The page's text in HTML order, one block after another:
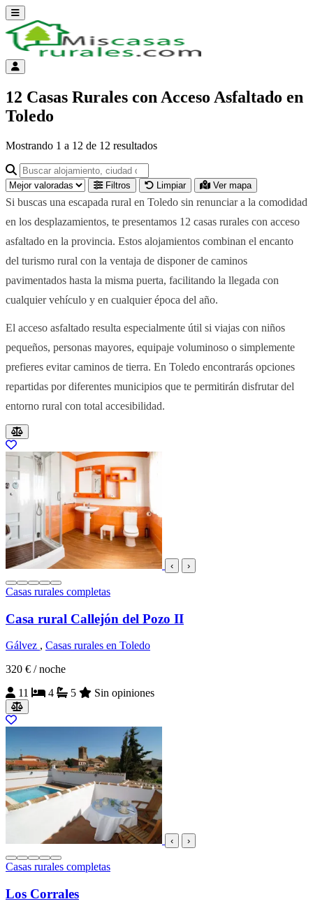
Abrir menú
Menú de cuenta
12 Casas Rurales con Acceso Asfaltado en
Toledo
Mostrando 1 a 12 de 12 resultados
Buscar alojamiento, ciudad o provincia para ir a su página
Filtros Limpiar Ver mapa
Si buscas una escapada rural en Toledo sin renunciar a la comodidad
en los desplazamientos, te presentamos 12 casas rurales con acceso
asfaltado en la provincia. Estos alojamientos combinan el encanto
del turismo rural con la ventaja de disponer de caminos
pavimentados hasta la misma puerta, facilitando la llegada con
cualquier vehículo y en cualquier época del año.
El acceso asfaltado resulta especialmente útil si viajas con niños
pequeños, personas mayores, equipaje voluminoso o simplemente
prefieres evitar caminos de tierra. En Toledo encontrarás opciones
repartidas por diferentes municipios que te permitirán disfrutar del
entorno rural con total accesibilidad.
Resultados del listado
‹ ›
Casas rurales completas
Casa rural Callejón del Pozo II
Gálvez , Casas rurales en Toledo
320 € / noche
11
4 5 Sin opiniones
‹ ›
Casas rurales completas
Los Corrales